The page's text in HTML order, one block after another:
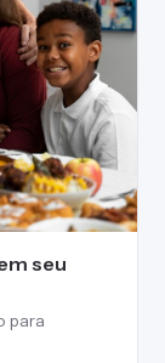
seu
para